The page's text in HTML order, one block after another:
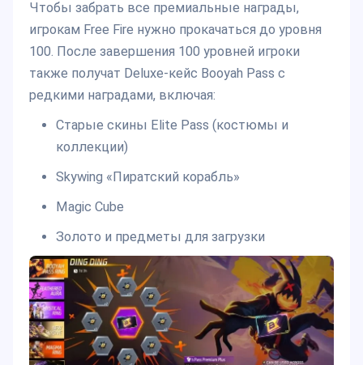
Чтобы забрать все премиальные награды,
игрокам Free Fire нужно прокачаться до уровня
100. После завершения 100 уровней игроки
также получат Deluxe-кейс Booyah Pass с
редкими наградами, включая:
Старые скины Elite Pass (костюмы и
коллекции)
Skywing «Пиратский корабль»
Magic Cube
Золото и предметы для загрузки